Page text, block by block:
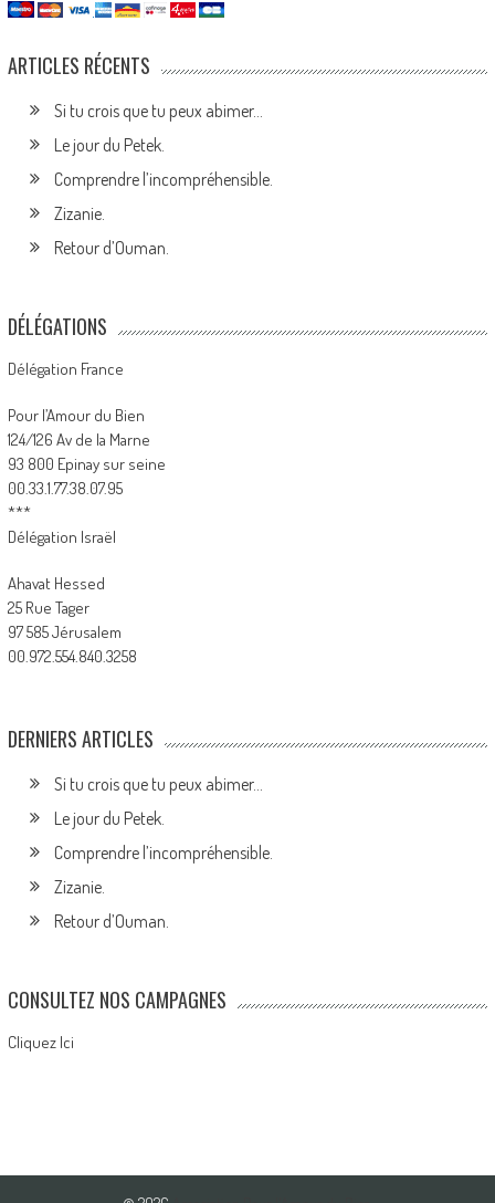
ARTICLES RÉCENTS
Si tu crois que tu peux abimer…
Le jour du Petek.
Comprendre l’incompréhensible.
Zizanie.
Retour d’Ouman.
DÉLÉGATIONS
Délégation France
Pour l’Amour du Bien
124/126 Av de la Marne
93 800 Epinay sur seine
00.33.1.77.38.07.95
***
Délégation Israël
Ahavat Hessed
25 Rue Tager
97 585 Jérusalem
00.972.554.840.3258
DERNIERS ARTICLES
Si tu crois que tu peux abimer…
Le jour du Petek.
Comprendre l’incompréhensible.
Zizanie.
Retour d’Ouman.
CONSULTEZ NOS CAMPAGNES
Cliquez Ici